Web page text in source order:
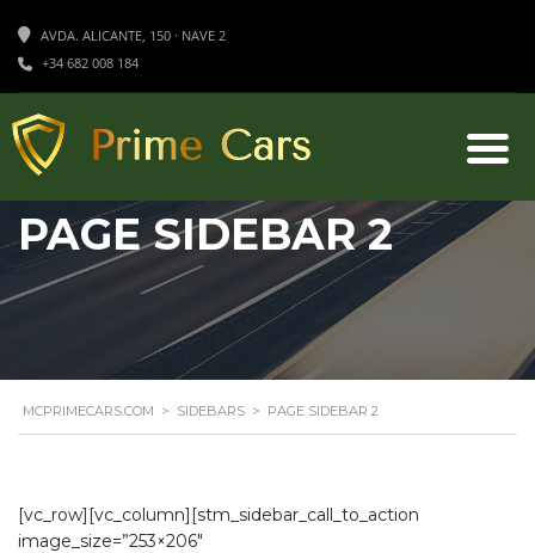
AVDA. ALICANTE, 150 · NAVE 2
+34 682 008 184
PAGE SIDEBAR 2
MCPRIMECARS.COM > SIDEBARS > PAGE SIDEBAR 2
[vc_row][vc_column][stm_sidebar_call_to_action
image_size=”253×206″